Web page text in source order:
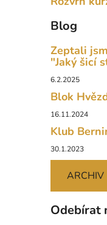
Blog
Zeptali
"Jaký šicí
6.2.2025
Blok
16.11.2024
Klub
30.1.2023
ARCHIV
Odebírat